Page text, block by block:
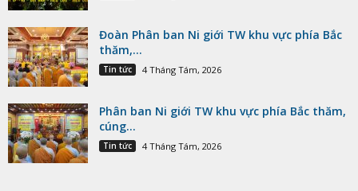
Đoàn Phân ban Ni giới TW khu vực phía Bắc
thăm,...
Tin tức 4 Tháng Tám, 2026
Phân ban Ni giới TW khu vực phía Bắc thăm,
cúng...
Tin tức 4 Tháng Tám, 2026